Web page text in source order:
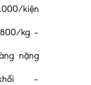
kiện
kg –
nặng
–